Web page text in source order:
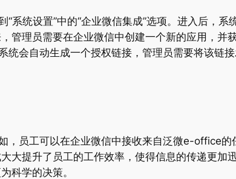
统设置”中的“企业微信集成”选项。进入后，系
管理员需要在企业微信中创建一个新的应用，并
会自动生成一个授权链接，管理员需要将该链接
，员工可以在企业微信中接收来自泛微e-office的
大提升了员工的工作效率，使得信息的传递更加
科学的决策。